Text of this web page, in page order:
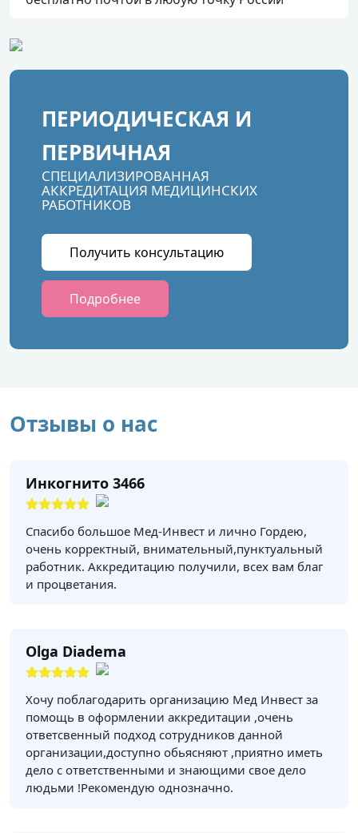
ПЕРИОДИЧЕСКАЯ И
ПЕРВИЧНАЯ
СПЕЦИАЛИЗИРОВАННАЯ
АККРЕДИТАЦИЯ МЕДИЦИНСКИХ
РАБОТНИКОВ
Получить консультацию
Подробнее
Отзывы о нас
Инкогнито 3466
Спасибо большое Мед-Инвест и лично Гордею,
очень корректный, внимательный,пунктуальный
работник. Аккредитацию получили, всех вам благ
и процветания.
Olga Diadema
Хочу поблагодарить организацию Мед Инвест за
помощь в оформлении аккредитации ,очень
ответсвенный подход сотрудников данной
организации,доступно обьясняют ,приятно иметь
дело с ответственными и знающими свое дело
людьми !Рекомендую однозначно.